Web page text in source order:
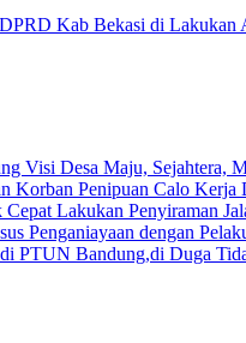
Kab Bekasi di
Visi Desa Maju, Sejahtera,
Korban Penipuan Calo
Lakukan Penyiraman
Penganiayaan dengan
PTUN Bandung,di Duga